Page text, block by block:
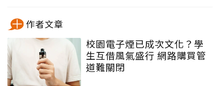
作者文章
校園電子煙已成次文化？學
生互借風氣盛行 網路購買管
道難關閉